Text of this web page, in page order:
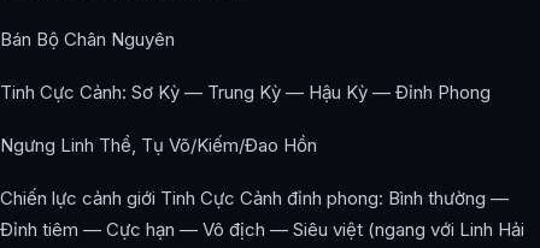
Bán Bộ Chân Nguyên
Tinh Cực Cảnh: Sơ Kỳ — Trung Kỳ — Hậu Kỳ — Đỉnh Phong
Ngưng Linh Thể, Tụ Võ/Kiếm/Đao Hồn
Chiến lực cảnh giới Tinh Cực Cảnh đỉnh phong: Bình thường —
Đỉnh tiêm — Cực hạn — Vô địch — Siêu việt (ngang với Linh Hải